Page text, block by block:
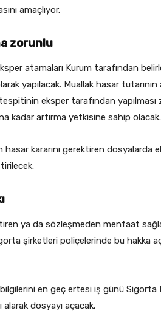
amaçlıyor.
zorunlu
atamaları Kurum tarafından
yapılacak. Muallak hasar
eksper tarafından
kadar artırma yetkisine sahip olacak.
kararını gerektiren dosyalarda
ya da sözleşmeden menfaat
şirketleri poliçelerinde bu hakka
en geç ertesi iş günü
dosyayı açacak.